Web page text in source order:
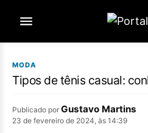
MODA
Tipos de tênis casual:
Publicado por Gustavo Martins
23 de fevereiro de 2024, às 14:39